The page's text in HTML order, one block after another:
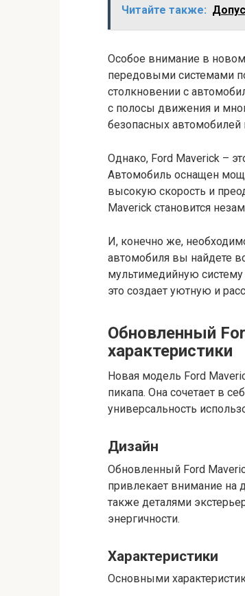
Читайте также:
Особое внимание в
передовыми системами
столкновении с
с полосы движения и
безопасных автомобилей
Однако, Ford Maverick –
Автомобиль оснащен
высокую скорость и
Maverick становится
И, конечно же,
автомобиля вы найдете
мультимедийную
это создает уютную и
Обновленный
характеристики
Новая модель Ford
пикапа. Она сочетает в
универсальность
Дизайн
Обновленный Ford
привлекает внимание
также деталями
энергичности.
Характеристики
Основными